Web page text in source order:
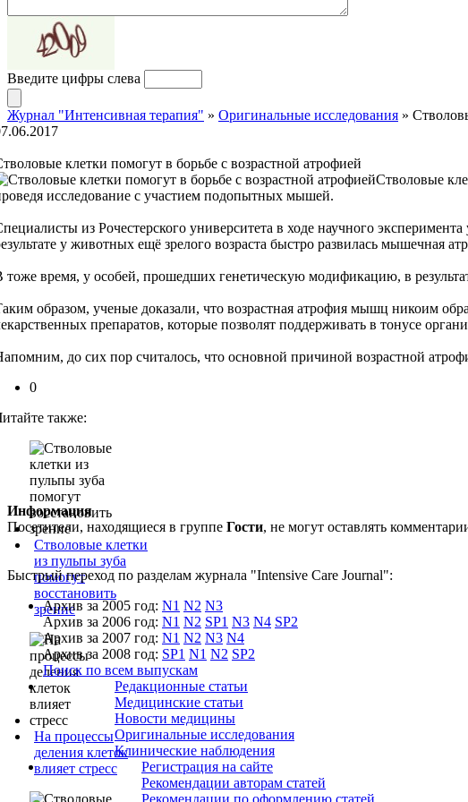
Введите цифры слева
Журнал "Интенсивная терапия" » Оригинальные исследования »
клетки помогут в борьбе с возрастной атрофией
Стволовые
исследование с участием подопытных мышей.
из Рочестерского университета в ходе научного
у животных ещё зрелого возраста быстро развилась мышечная
тоже время, у особей, прошедших генетическую модификацию, в
образом, ученые доказали, что возрастная атрофия мышц никоим
препаратов, которые позволят поддерживать в тонусе
до сих пор считалось, что основной причиной возрастной
0
также:
Стволовые клетки
из пульпы зуба
помогут
восстановить
зрение
На процессы
деления клеток
влияет стресс
Информация
Посетители, находящиеся в группе Гости, не могут оставлять
Быстрый переход по разделам журнала "Intensive Care Journal":
Архив за 2005 год: N1 N2 N3
Архив за 2006 год: N1 N2 SP1 N3 N4 SP2
Архив за 2007 год: N1 N2 N3 N4
Архив за 2008 год: SP1 N1 N2 SP2
Поиск по всем выпускам
Редакционные статьи
Медицинские статьи
Новости медицины
Оригинальные исследования
Клинические наблюдения
Регистрация на сайте
Рекомендации авторам статей
Рекомендации по оформлению статей